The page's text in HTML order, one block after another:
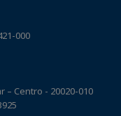
000
– Centro - 20020-010